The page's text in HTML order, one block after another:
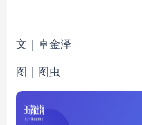
文｜卓金泽
图｜图虫